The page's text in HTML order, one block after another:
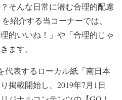
そんな日常に潜む合理的配慮
紹介する当コーナーでは、
的いいね！」や「合理的じゃ
ます。
代表するローカル紙「南日本
掲載開始し、2019年7月1日